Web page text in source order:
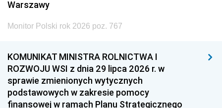
Warszawy
Monitor Polski rok 2026 poz. 767
KOMUNIKAT MINISTRA ROLNICTWA I
ROZWOJU WSI z dnia 29 lipca 2026 r. w
sprawie zmienionych wytycznych
podstawowych w zakresie pomocy
finansowej w ramach Planu Strategicznego